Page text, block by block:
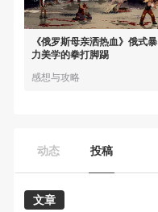
《俄罗斯母亲洒热血》俄式暴
力美学的拳打脚踢
感想与攻略
动态 投稿
文章